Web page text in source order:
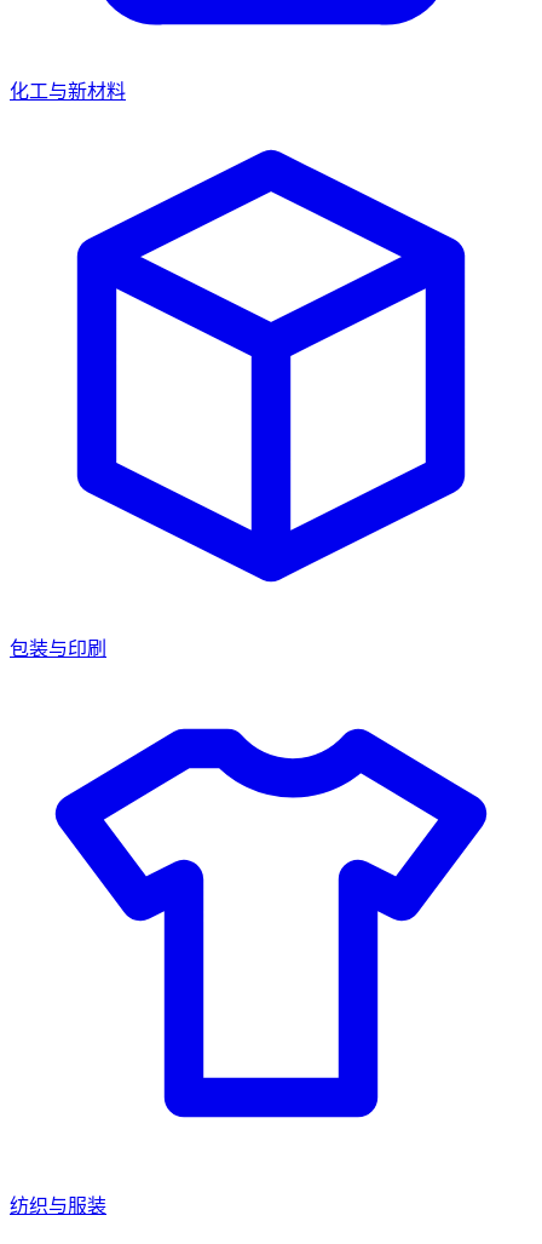
化工与新材料
包装与印刷
纺织与服装